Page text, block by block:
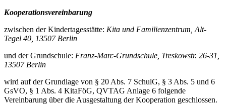
Kooperationsvereinbarung
zwischen der Kindertagesstätte: Kita und Familienzentrum, Alt-
Tegel 40, 13507 Berlin
und der Grundschule: Franz-Marc-Grundschule, Treskowstr. 26-31,
13507 Berlin
wird auf der Grundlage von § 20 Abs. 7 SchulG, § 3 Abs. 5 und 6
GsVO, § 1 Abs. 4 KitaFöG, QVTAG Anlage 6 folgende
Vereinbarung über die Ausgestaltung der Kooperation geschlossen.